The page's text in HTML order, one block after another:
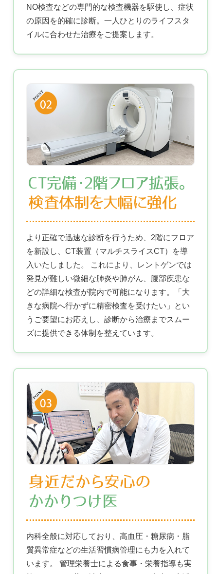
NO検査などの専門的な検査機器を駆使し、症状
の原因を的確に診断。一人ひとりのライフスタ
イルに合わせた治療をご提案します。
より正確で迅速な診断を行うため、2階にフロア
を新設し、CT装置（マルチスライスCT）を導
入いたしました。 これにより、レントゲンでは
発見が難しい微細な肺炎や肺がん、腹部疾患な
どの詳細な検査が院内で可能になります。「大
きな病院へ行かずに精密検査を受けたい」とい
うご要望にお応えし、診断から治療までスムー
ズに提供できる体制を整えています。
内科全般に対応しており、高血圧・糖尿病・脂
質異常症などの生活習慣病管理にも力を入れて
います。 管理栄養士による食事・栄養指導も実